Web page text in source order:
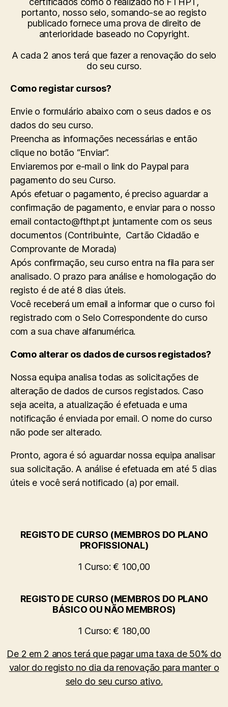
portanto, nosso selo, somando-se ao registo
publicado fornece uma prova de direito de
anterioridade baseado no Copyright.
A cada 2 anos terá que fazer a renovação do selo
do seu curso.
Como registar cursos?
Envie o formulário abaixo com o seus dados e os
dados do seu curso.
Preencha as informações necessárias e então
clique no botão “Enviar”.
Enviaremos por e-mail o link do Paypal para
pagamento do seu Curso.
Após efetuar o pagamento, é preciso aguardar a
confirmação de pagamento, e enviar para o nosso
email contacto@fthpt.pt juntamente com os seus
documentos (Contribuinte, Cartão Cidadão e
Comprovante de Morada)
Após confirmação, seu curso entra na fila para ser
analisado. O prazo para análise e homologação do
registo é de até 8 dias úteis.
Você receberá um email a informar que o curso foi
registrado com o Selo Correspondente do curso
com a sua chave alfanumérica.
Como alterar os dados de cursos registados?
Nossa equipa analisa todas as solicitações de
alteração de dados de cursos registados. Caso
seja aceita, a atualização é efetuada e uma
notificação é enviada por email. O nome do curso
não pode ser alterado.
Pronto, agora é só aguardar nossa equipa analisar
sua solicitação. A análise é efetuada em até 5 dias
úteis e você será notificado (a) por email.
REGISTO DE CURSO (MEMBROS DO PLANO
PROFISSIONAL)
1 Curso: € 100,00
REGISTO DE CURSO (MEMBROS DO PLANO
BÁSICO OU NÃO MEMBROS)
1 Curso: € 180,00
De 2 em 2 anos terá que pagar uma taxa de 50% do
valor do registo no dia da renovação para manter o
selo do seu curso ativo.